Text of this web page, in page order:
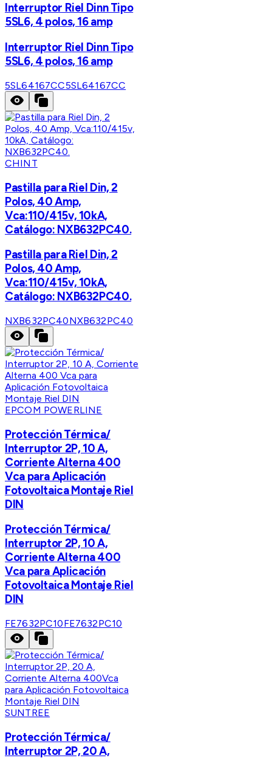
Interruptor Riel Dinn Tipo
5SL6, 4 polos, 16 amp
Interruptor Riel Dinn Tipo
5SL6, 4 polos, 16 amp
5SL64167CC5SL64167CC
CHINT
Pastilla para Riel Din, 2
Polos, 40 Amp,
Vca:110/415v, 10kA,
Catálogo: NXB632PC40.
Pastilla para Riel Din, 2
Polos, 40 Amp,
Vca:110/415v, 10kA,
Catálogo: NXB632PC40.
NXB632PC40NXB632PC40
EPCOM POWERLINE
Protección Térmica/
Interruptor 2P, 10 A,
Corriente Alterna 400
Vca para Aplicación
Fotovoltaica Montaje Riel
DIN
Protección Térmica/
Interruptor 2P, 10 A,
Corriente Alterna 400
Vca para Aplicación
Fotovoltaica Montaje Riel
DIN
FE7632PC10FE7632PC10
SUNTREE
Protección Térmica/
Interruptor 2P, 20 A,